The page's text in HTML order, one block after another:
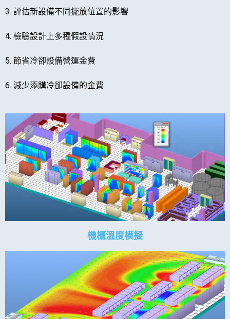
3. 評估新設備不同擺放位置的影響
4. 檢驗設計上多種假設情況
5. 節省冷卻設備營運金費
6. 減少添購冷卻設備的金費
機櫃溫度模擬